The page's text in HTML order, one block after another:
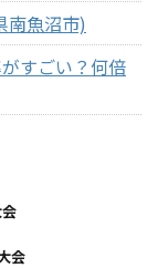
南魚沼市)
すごい？何倍
会